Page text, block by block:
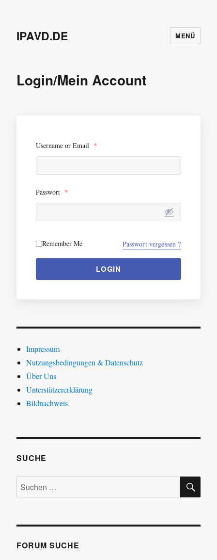
IPAVD.DE MENÜ
Login/Mein Account
Username or Email *
Passwort *
Remember Me Passwort vergessen ?
LOGIN
Impressum
Nutzungsbedingungen & Datenschutz
Über Uns
Unterstützererklärung
Bildnachweis
SUCHE
Suchen
nach:
FORUM SUCHE